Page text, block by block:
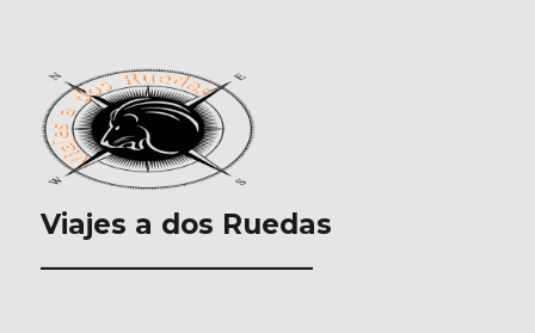
Viajes a dos Ruedas
___________________